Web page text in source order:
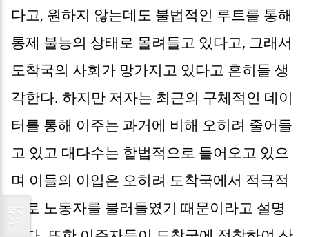
다고, 원하지 않는데도 불법적인 루트를 통해
통제 불능의 상태로 몰려들고 있다고, 그래서
도착국의 사회가 망가지고 있다고 흔히들 생
각한다. 하지만 저자는 최근의 구체적인 데이
터를 통해 이주는 과거에 비해 오히려 줄어들
고 있고 대다수는 합법적으로 들어오고 있으
며 이들의 이입은 오히려 도착국에서 적극적
으로 노동자를 불러들였기 때문이라고 설명
목록
열기